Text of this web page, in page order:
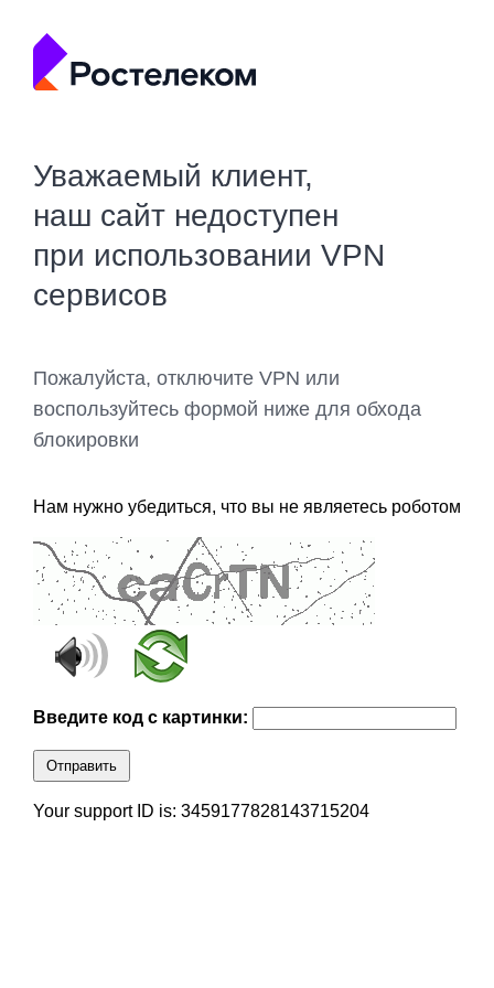
Уважаемый клиент,
наш сайт недоступен
при использовании VPN
сервисов
Пожалуйста, отключите VPN или
воспользуйтесь формой ниже для обхода
блокировки
Нам нужно убедиться, что вы не являетесь роботом
Введите код с картинки:
Отправить
Your support ID is: 3459177828143715204